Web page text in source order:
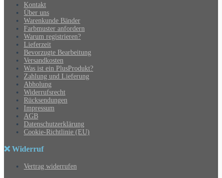
Kontakt
Über uns
Warenkunde Bänder
Farbmuster anfordern
Warum registrieren?
Lieferzeit
Bevorzugte Bearbeitung
Versandkosten
Was ist ein PlusProdukt?
Zahlung und Lieferung
Abholung
Widerrufsrecht
Rücksendungen
Impressum
AGB
Datenschutzerklärung
Cookie-Richtlinie (EU)
❌ Widerruf
Vertrag widerrufen